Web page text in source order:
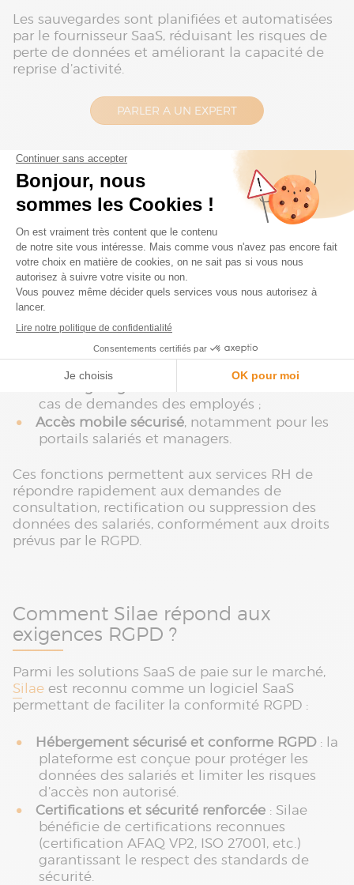
Les sauvegardes sont planifiées et automatisées
par le fournisseur SaaS, réduisant les risques de
perte de données et améliorant la capacité de
reprise d’activité.
PARLER A UN EXPERT
Les apports concrets du SaaS pour
la conformité RGPD
Unlogiciel de paie SaaS apporte des
fonctionnalités spécifiques qui facilitent la
conformité RGPD :
en transit ;
Journalisation complète des accès et
modifications
cas de demandes des employés ;
Accès mobile sécurisé, notamment pour les
portails salariés et managers.
Ces fonctions permettent aux services RH de
répondre rapidement aux demandes de
consultation, rectification ou suppression des
données des salariés, conformément aux droits
prévus par le RGPD.
Comment Silae répond aux
exigences RGPD ?
Parmi les solutions SaaS de paie sur le marché,
Silae est reconnu comme un logiciel SaaS
permettant de faciliter la conformité RGPD :
Hébergement sécurisé et conforme RGPD: la
plateforme est conçue pour protéger les
données des salariés et limiter les risques
d’accès non autorisé.
Certifications et sécurité renforcée : Silae
bénéficie de certifications reconnues
(certification AFAQ VP2, ISO 27001, etc.)
garantissant le respect des standards de
sécurité.